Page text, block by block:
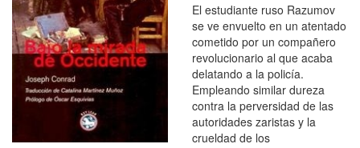
El estudiante ruso Razumov
se ve envuelto en un atentado
cometido por un compañero
revolucionario al que acaba
delatando a la policía.
Empleando similar dureza
contra la perversidad de las
autoridades zaristas y la
crueldad de los